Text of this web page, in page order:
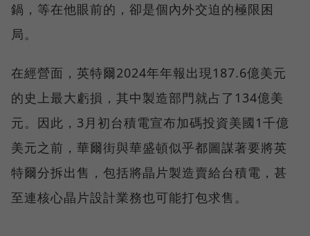
鍋，等在他眼前的，卻是個內外交迫的極限困
局。
在經營面，英特爾2024年年報出現187.6億美元
的史上最大虧損，其中製造部門就占了134億美
元。因此，3月初台積電宣布加碼投資美國1千億
美元之前，華爾街與華盛頓似乎都圖謀著要將英
特爾分拆出售，包括將晶片製造賣給台積電，甚
至連核心晶片設計業務也可能打包求售。